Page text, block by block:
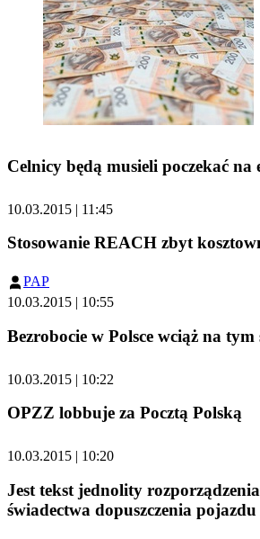
Celnicy będą musieli poczekać na
10.03.2015 | 11:45
Stosowanie REACH zbyt
PAP
10.03.2015 | 10:55
Bezrobocie w Polsce wciąż na
10.03.2015 | 10:22
OPZZ lobbuje za Pocztą Polską
10.03.2015 | 10:20
Jest tekst jednolity
świadectwa dopuszczenia